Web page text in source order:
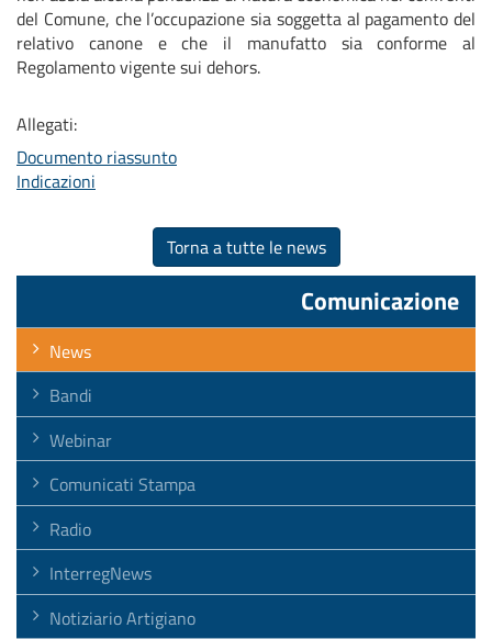
del Comune, che l’occupazione sia soggetta al pagamento del
relativo canone e che il manufatto sia conforme al
Regolamento vigente sui dehors.
Allegati:
Documento riassunto
Indicazioni
Torna a tutte le news
Comunicazione
News
Bandi
Webinar
Comunicati Stampa
Radio
InterregNews
Notiziario Artigiano